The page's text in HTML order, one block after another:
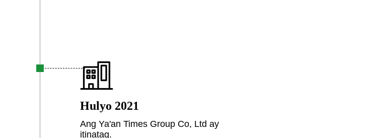
Hulyo 2021
Ang Ya'an Times Group Co, Ltd ay
itinatag.